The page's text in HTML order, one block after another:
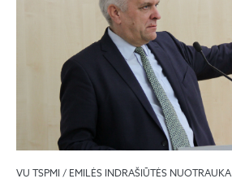
VU TSPMI / EMILĖS INDRAŠIŪTĖS NUOTRAUKA